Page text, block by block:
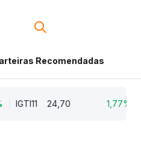
Recomendadas
IGTI11 24,70 1,77%